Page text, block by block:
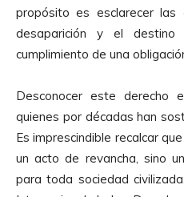
propósito es esclarecer las
desaparición y el
cumplimiento de una
Desconocer este derecho
quienes por décadas han
Es imprescindible recalcar
un acto de revancha, sino
para toda sociedad